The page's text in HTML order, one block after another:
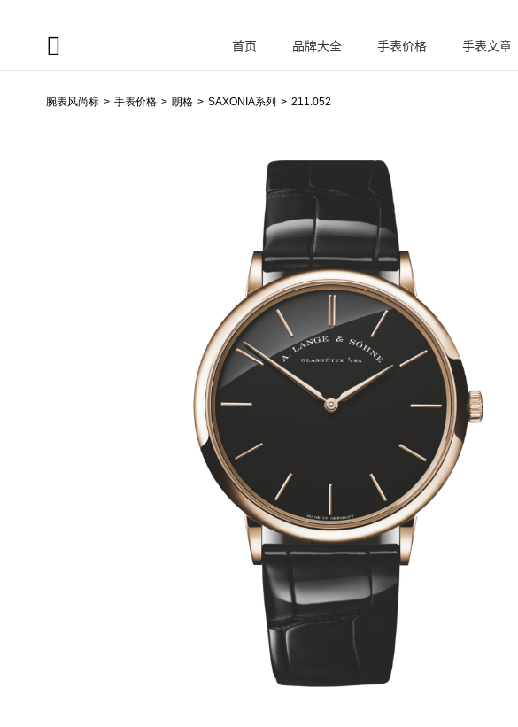
腕
首页 品牌大全 手表价格 手表文章
腕表风尚标 手表价格 朗格 SAXONIA系列 211.052